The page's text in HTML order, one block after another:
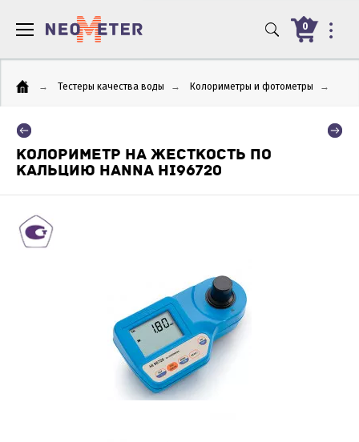
0
→ Тестеры качества воды → Колориметры и фотометры →
КОЛОРИМЕТР НА ЖЕСТКОСТЬ ПО
КАЛЬЦИЮ HANNA HI96720